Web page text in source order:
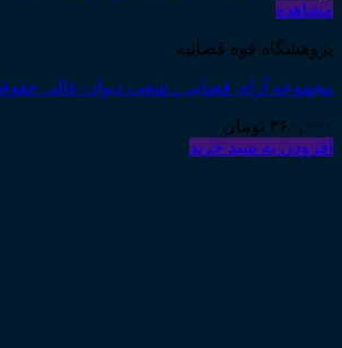
مشاهده
پژوهشگاه قوه قضاییه
مجموعه آرای قضایی ـ شعب دیوان عالی حقوقی
۳۶۰,۰۰۰ تومان
افزودن به سبد خرید